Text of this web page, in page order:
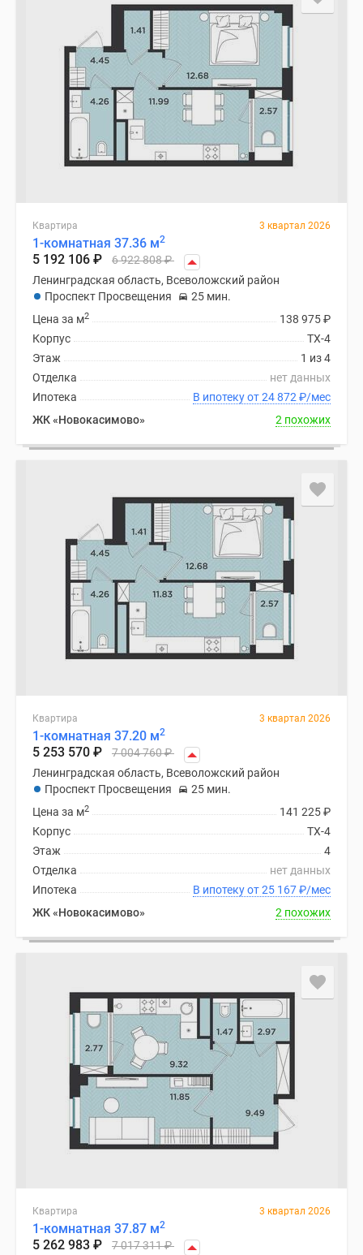
Квартира 3 квартал 2026
1-комнатная 37.36 м2
5 192 106 ₽ 6 922 808₽
Ленинградская область, Всеволожский район
Проспект Просвещения
25 мин.
138 975₽
Цена за м2
ТХ-4
Корпус
1 из 4
Этаж
нет данных
Отделка
В ипотеку от 24 872 ₽/мес
Ипотека
ЖК «Новокасимово»
2 похожих
Квартира 3 квартал 2026
1-комнатная 37.20 м2
5 253 570 ₽ 7 004 760₽
Ленинградская область, Всеволожский район
Проспект Просвещения
25 мин.
141 225₽
Цена за м2
ТХ-4
Корпус
4
Этаж
нет данных
Отделка
В ипотеку от 25 167₽/мес
Ипотека
ЖК «Новокасимово»
2 похожих
Квартира 3 квартал 2026
1-комнатная 37.87 м2
5 262 983 ₽ 7 017 311₽